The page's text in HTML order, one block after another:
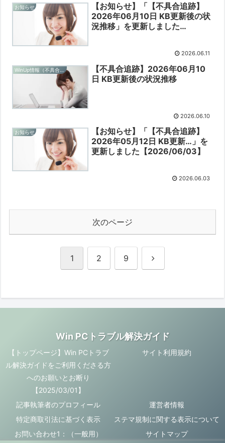
お知らせ
【お知らせ】「【不具合追跡】
2026年06月10日 KB更新後の状
況推移」を更新しました
2026.06.11
【不具合追跡】2026年06月10
日 KB更新後の状況推移
2026.06.10
お知らせ
【お知らせ】「【不具合追跡】
2026年05月12日 KB更新…」を
更新しました【2026/06/03】
2026.06.03
次のページ
1 2 9 次
Win PCトラブル解決ガイド
【トップページ】Win PCトラブ
ル解決ガイドをご利用くださる方
へのお願いとお断り
【2025/03/01】
サイト利用規約
記事執筆者のプロフィール
運営者情報
特定商取引法に基づく表示
ステマ規制に関する表示について
お問い合わせ1：（一般用）
サイトマップ